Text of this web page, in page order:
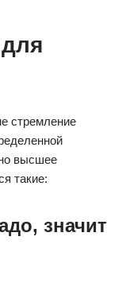
стремление
высшее
такие:
значит